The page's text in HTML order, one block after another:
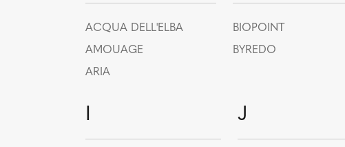
ACQUA DELL'ELBA
AMOUAGE
ARIA
BIOPOINT
BYREDO
I J